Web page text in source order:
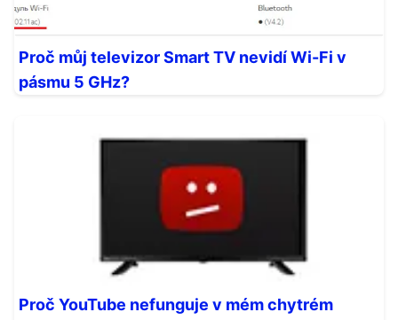
Proč můj televizor Smart TV nevidí Wi-Fi v
pásmu 5 GHz?
Proč YouTube nefunguje v mém chytrém